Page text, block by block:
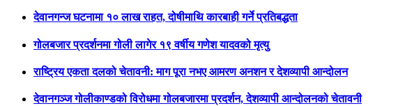
देवानगन्ज घटनामा १० लाख राहत, दोषीमाथि कारबाही गर्ने प्रतिबद्धता
गोलबजार प्रदर्शनमा गोली लागेर १९ वर्षीय गणेश यादवको मृत्यु
राष्ट्रिय एकता दलको चेतावनी: माग पूरा नभए आमरण अनशन र देशव्यापी आन्दोलन
देवानगञ्ज गोलीकाण्डको विरोधमा गोलबजारमा प्रदर्शन, देशव्यापी आन्दोलनको चेतावनी